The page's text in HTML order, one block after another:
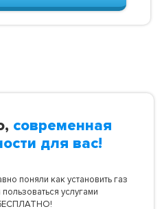
современная
для вас!
поняли как установить газ
услугами